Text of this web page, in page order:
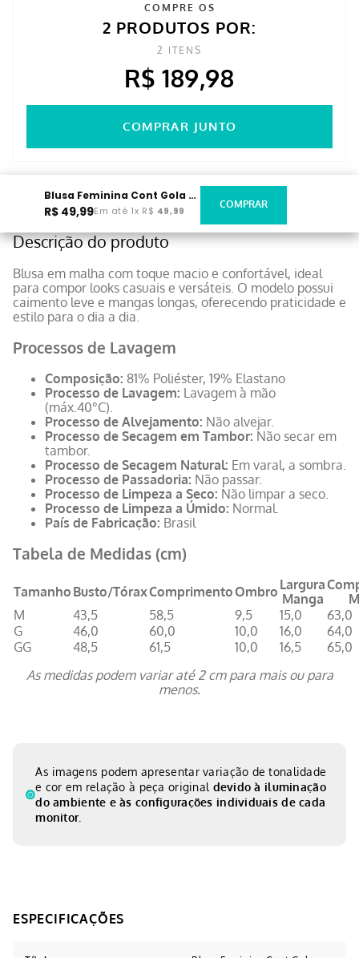
COMPRE OS
2 PRODUTOS POR:
2 ITENS
R$ 189,98
COMPRAR JUNTO
Blusa Feminina Cont Gola Alta Chumbo
R$ 49,99Em até 1x R$ 49,99
Descrição do produto
Blusa em malha com toque macio e confortável, ideal
para compor looks casuais e versáteis. O modelo possui
caimento leve e mangas longas, oferecendo praticidade e
estilo para o dia a dia.
Processos de Lavagem
Composição: 81% Poliéster, 19% Elastano
Processo de Lavagem: Lavagem à mão
(máx.40°C).
Processo de Alvejamento: Não alvejar.
Processo de Secagem em Tambor: Não secar em
tambor.
Processo de Secagem Natural: Em varal, a sombra.
Processo de Passadoria: Não passar.
Processo de Limpeza a Seco: Não limpar a seco.
Processo de Limpeza a Úmido: Normal.
País de Fabricação: Brasil
Tabela de Medidas (cm)
Tamanho Busto/TóraxComprimentoOmbro Largura
Manga
M
43,5 58,5 9,5 15,0
63,0
G
46,0 60,0 10,0 16,0
64,0
GG
48,5 61,5 10,0 16,5
65,0
As medidas podem variar até 2 cm para mais ou para
menos.
As imagens podem apresentar variação de tonalidade
e cor em relação à peça original devido à iluminação
do ambiente e às configurações individuais de cada
monitor.